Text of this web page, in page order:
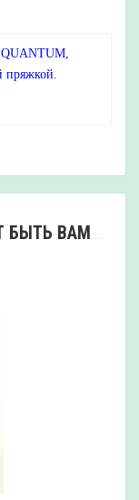
пряжкой.
БЫТЬ ВАМ